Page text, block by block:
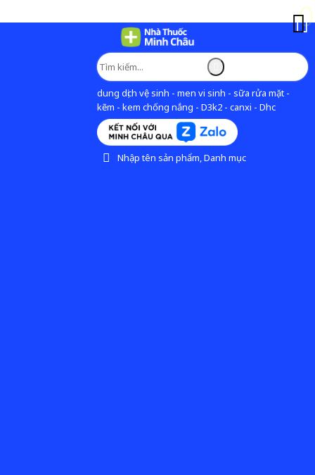
dung dịch vệ sinh - men vi sinh - sữa rửa mặt -
kẽm - kem chống nắng - D3k2 - canxi - Dhc
Nhập tên sản phẩm, Danh mục